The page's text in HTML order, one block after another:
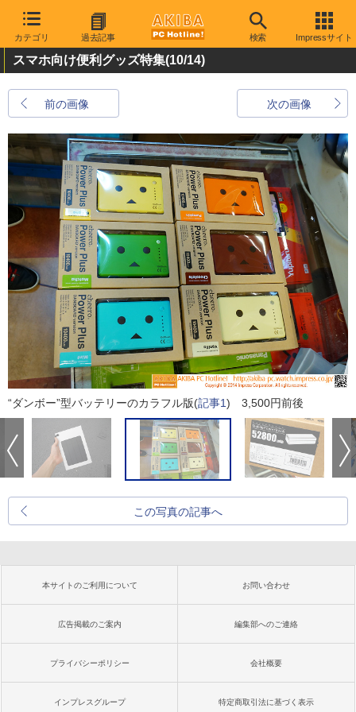
カテゴリ 過去記事 検索 Impressサイト
スマホ向け便利グッズ特集(10/14)
前の画像 次の画像
“ダンボー”型バッテリーのカラフル版(記事1) 3,500円前後
この写真の記事へ
本サイトのご利用について お問い合わせ
広告掲載のご案内 編集部へのご連絡
プライバシーポリシー 会社概要
インプレスグループ 特定商取引法に基づく表示